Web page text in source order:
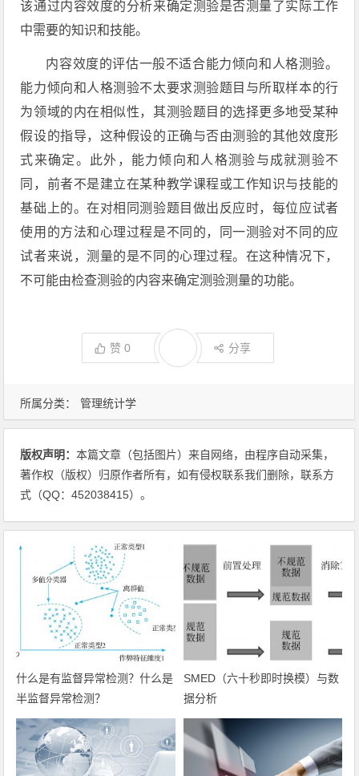
该通过内容效度的分析来确定测验是否测量了实际工作
中需要的知识和技能。
内容效度的评估一般不适合能力倾向和人格测验。
能力倾向和人格测验不太要求测验题目与所取样本的行
为领域的内在相似性，其测验题目的选择更多地受某种
假设的指导，这种假设的正确与否由测验的其他效度形
式来确定。此外，能力倾向和人格测验与成就测验不
同，前者不是建立在某种教学课程或工作知识与技能的
基础上的。在对相同测验题目做出反应时，每位应试者
使用的方法和心理过程是不同的，同一测验对不同的应
试者来说，测量的是不同的心理过程。在这种情况下，
不可能由检查测验的内容来确定测验测量的功能。
赞0 分享
所属分类： 管理统计学
版权声明：本篇文章（包括图片）来自网络，由程序自动采集，
著作权（版权）归原作者所有，如有侵权联系我们删除，联系方
式（QQ：452038415）。
什么是有监督异常检测？什么是
半监督异常检测？
SMED（六十秒即时换模）与数
据分析